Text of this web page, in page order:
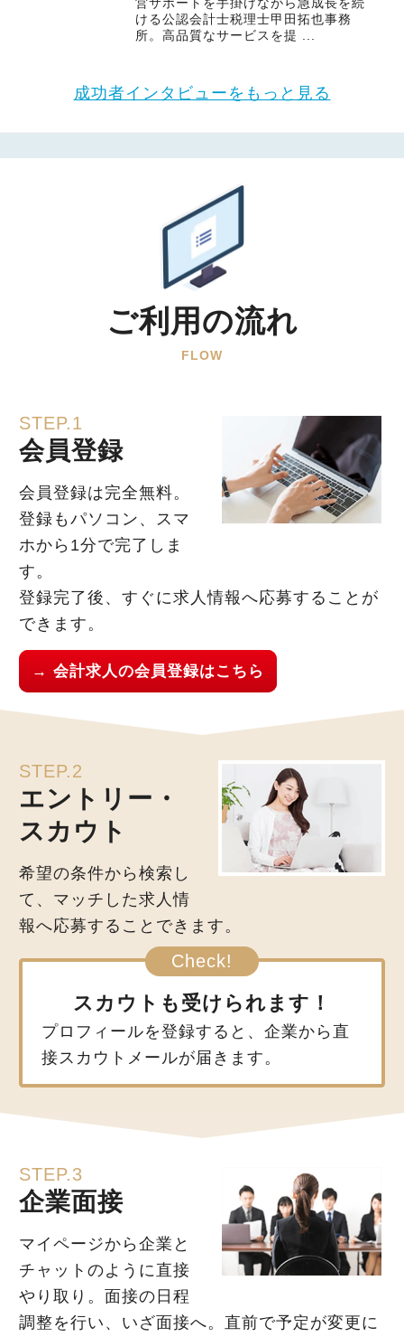
ける公認会計士税理士甲田拓也事務
所。高品質なサービスを提 ...
成功者インタビューをもっと見る
ご利用の流れ
FLOW
STEP.1
会員登録
会員登録は完全無料。
登録もパソコン、スマ
ホから1分で完了しま
す。
登録完了後、すぐに求人情報へ応募することが
できます。
→ 会計求人の会員登録はこちら
STEP.2
エントリー・
スカウト
希望の条件から検索し
て、マッチした求人情
報へ応募することできます。
スカウトも受けられます！
プロフィールを登録すると、企業から直
接スカウトメールが届きます。
STEP.3
企業面接
マイページから企業と
チャットのように直接
やり取り。面接の日程
調整を行い、いざ面接へ。直前で予定が変更に